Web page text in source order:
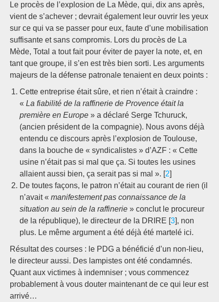
Le procès de l’explosion de La Mède, qui, dix ans après,
vient de s’achever ; devrait également leur ouvrir les yeux
sur ce qui va se passer pour eux, faute d’une mobilisation
suffisante et sans compromis. Lors du procès de La
Mède, Total a tout fait pour éviter de payer la note, et, en
tant que groupe, il s’en est très bien sorti. Les arguments
majeurs de la défense patronale tenaient en deux points :
Cette entreprise était sûre, et rien n’était à craindre :
« La fiabilité de la raffinerie de Provence était la
première en Europe » a déclaré Serge Tchuruck,
(ancien président de la compagnie). Nous avons déjà
entendu ce discours après l’explosion de Toulouse,
dans la bouche de « syndicalistes » d’AZF : « Cette
usine n’était pas si mal que ça. Si toutes les usines
allaient aussi bien, ça serait pas si mal ». [2]
De toutes façons, le patron n’était au courant de rien (il
n’avait « manifestement pas connaissance de la
situation au sein de la raffinerie » conclut le procureur
de la république), le directeur de la DRIRE [3], non
plus. Le même argument a été déjà été martelé ici.
Résultat des courses : le PDG a bénéficié d’un non-lieu,
le directeur aussi. Des lampistes ont été condamnés.
Quant aux victimes à indemniser ; vous commencez
probablement à vous douter maintenant de ce qui leur est
arrivé…